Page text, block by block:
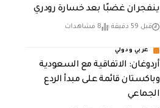
ينفجران غضبًا بعد خسارة رودري
قبل 59 دقيقة 8 مشاهدات
عربي ودولي
أردوغان: الاتفاقية مع السعودية
وباكستان قائمة على مبدأ الردع
الجماعي